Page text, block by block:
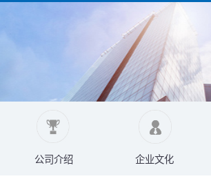
公司介绍 企业文化